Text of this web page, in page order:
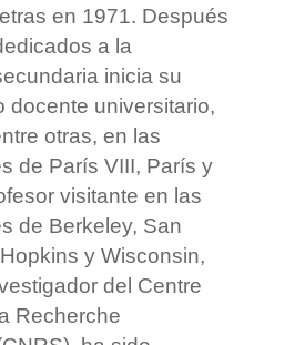
en 1971. Después
a la
inicia su
docente universitario,
otras, en las
de París VIII, París y
visitante en las
de Berkeley, San
y Wisconsin,
del Centre
Recherche